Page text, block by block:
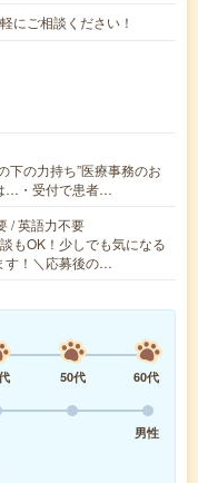
にご相談ください！
下の力持ち”医療事務のお
…・受付で患者…
/ 英語力不要
もOK！少しでも気になる
す！＼応募後の…
50代
60代
男性